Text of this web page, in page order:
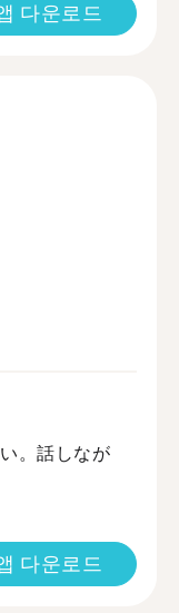
다운로드
。話しなが
다운로드